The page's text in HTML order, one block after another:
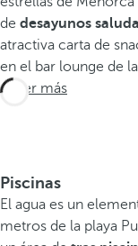
de desayunos
atractiva carta de
en el bar lounge de
Saber más
Piscinas
El agua es un
metros de la playa